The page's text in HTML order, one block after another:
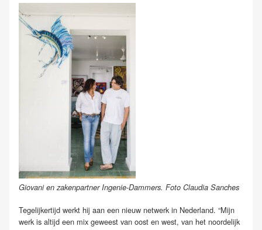
Giovani en zakenpartner Ingenie-Dammers. Foto Claudia Sanches
Tegelijkertijd werkt hij aan een nieuw netwerk in Nederland. “Mijn
werk is altijd een mix geweest van oost en west, van het noordelijk